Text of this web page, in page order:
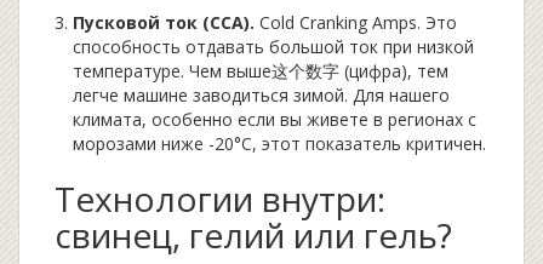
Пусковой ток (CCA). Cold Cranking Amps. Это
способность отдавать большой ток при низкой
температуре. Чем выше这个数字 (цифра), тем
легче машине заводиться зимой. Для нашего
климата, особенно если вы живете в регионах с
морозами ниже -20°C, этот показатель критичен.
Технологии внутри:
свинец, гелий или гель?